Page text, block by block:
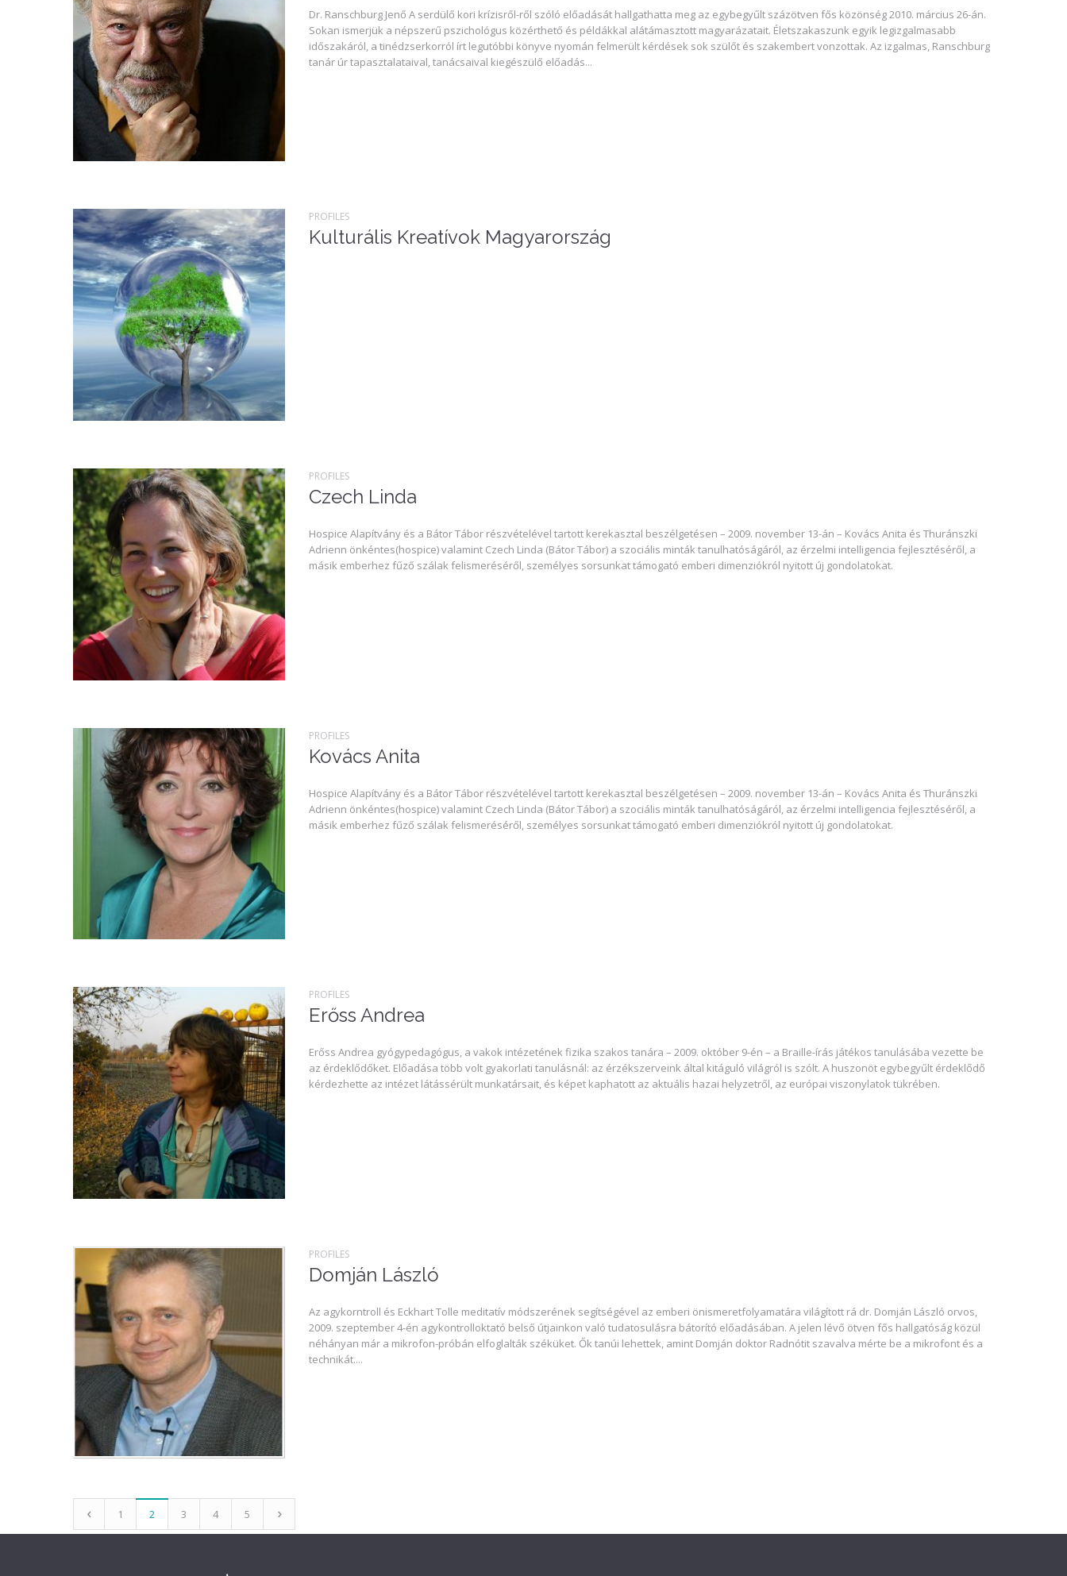
Dr. Ranschburg Jenő A serdülő kori krízisről-ről szóló előadását hallgathatta meg az egybegyűlt százötven fős közönség 2010. március 26-án.
Sokan ismerjük a népszerű pszichológus közérthető és példákkal alátámasztott magyarázatait. Életszakaszunk egyik legizgalmasabb
időszakáról, a tinédzserkorról írt legutóbbi könyve nyomán felmerült kérdések sok szülőt és szakembert vonzottak. Az izgalmas, Ranschburg
tanár úr tapasztalataival, tanácsaival kiegészülő előadás...
PROFILES
Kulturális Kreatívok Magyarország
PROFILES
Czech Linda
Hospice Alapítvány és a Bátor Tábor részvételével tartott kerekasztal beszélgetésen – 2009. november 13-án – Kovács Anita és Thuránszki
Adrienn önkéntes(hospice) valamint Czech Linda (Bátor Tábor) a szociális minták tanulhatóságáról, az érzelmi intelligencia fejlesztéséről, a
másik emberhez fűző szálak felismeréséről, személyes sorsunkat támogató emberi dimenziókról nyitott új gondolatokat.
PROFILES
Kovács Anita
Hospice Alapítvány és a Bátor Tábor részvételével tartott kerekasztal beszélgetésen – 2009. november 13-án – Kovács Anita és Thuránszki
Adrienn önkéntes(hospice) valamint Czech Linda (Bátor Tábor) a szociális minták tanulhatóságáról, az érzelmi intelligencia fejlesztéséről, a
másik emberhez fűző szálak felismeréséről, személyes sorsunkat támogató emberi dimenziókról nyitott új gondolatokat.
PROFILES
Erőss Andrea
Erőss Andrea gyógypedagógus, a vakok intézetének fizika szakos tanára – 2009. október 9-én – a Braille-írás játékos tanulásába vezette be
az érdeklődőket. Előadása több volt gyakorlati tanulásnál: az érzékszerveink által kitáguló világról is szólt. A huszonöt egybegyűlt érdeklődő
kérdezhette az intézet látássérült munkatársait, és képet kaphatott az aktuális hazai helyzetről, az európai viszonylatok tükrében.
PROFILES
Domján László
Az agykorntroll és Eckhart Tolle meditatív módszerének segítségével az emberi önismeretfolyamatára világított rá dr. Domján László orvos,
2009. szeptember 4-én agykontrolloktató belső útjainkon való tudatosulásra bátorító előadásában. A jelen lévő ötven fős hallgatóság közül
néhányan már a mikrofon-próbán elfoglalták széküket. Ők tanúi lehettek, amint Domján doktor Radnótit szavalva mérte be a mikrofont és a
technikát....
1 2 3 4 5